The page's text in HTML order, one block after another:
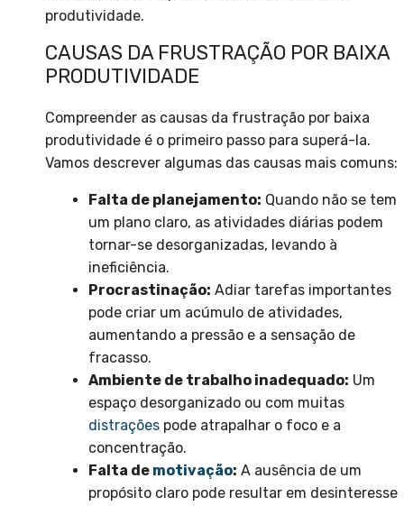
produtividade.
CAUSAS DA FRUSTRAÇÃO POR BAIXA
PRODUTIVIDADE
Compreender as causas da frustração por baixa
produtividade é o primeiro passo para superá-la.
Vamos descrever algumas das causas mais comuns:
Falta de planejamento: Quando não se tem
um plano claro, as atividades diárias podem
tornar-se desorganizadas, levando à
ineficiência.
Procrastinação: Adiar tarefas importantes
pode criar um acúmulo de atividades,
aumentando a pressão e a sensação de
fracasso.
Ambiente de trabalho inadequado: Um
espaço desorganizado ou com muitas
distrações pode atrapalhar o foco e a
concentração.
Falta de motivação: A ausência de um
propósito claro pode resultar em desinteresse